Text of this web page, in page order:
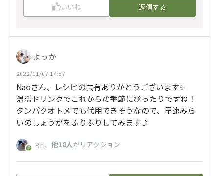
いいね 返信する
よっか
2022/11/07 14:57
Naoさん、レシピの共有ありがとうございます✨
温活ドリンクでこれからの季節にぴったりですね！
タンパクオトメでも代用できそうなので、早速みら
いのしょうがをふりふりしてみます♪
Bri、 他18人がリアクション